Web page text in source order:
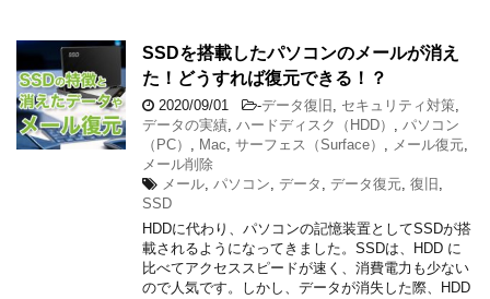
SSDを搭載したパソコンのメールが消え
た！どうすれば復元できる！？
2020/09/01 -データ復旧 セキュリティ対策
データの実績 ハードディスク（HDD）
パソコン
（PC）
Mac サーフェス（Surface） メール復元
メール削除
メール パソコン データ データ復元 復旧
SSD
HDDに代わり、パソコンの記憶装置としてSSDが搭
載されるようになってきました。SSDは、HDD に
比べてアクセススピードが速く、消費電力も少ない
ので人気です。しかし、データが消失した際、HDD